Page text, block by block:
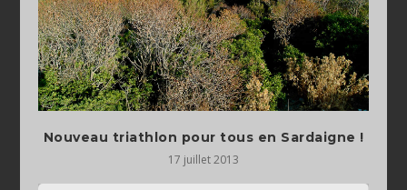
Nouveau triathlon pour tous en Sardaigne !
17 juillet 2013